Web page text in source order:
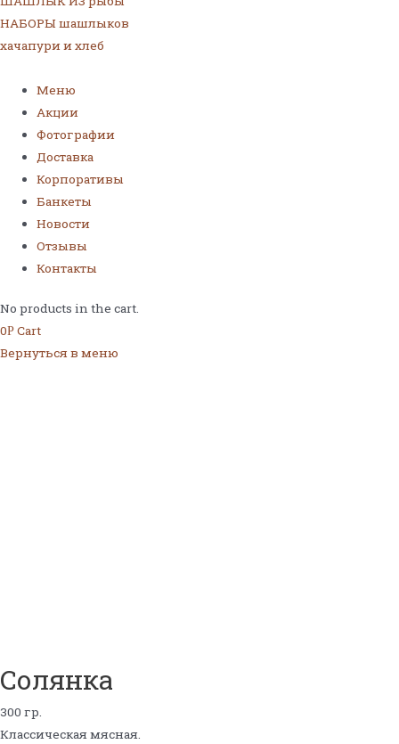
НАБОРЫ шашлыков
хачапури и хлеб
Меню
Акции
Фотографии
Доставка
Корпоративы
Банкеты
Новости
Отзывы
Контакты
No products in the cart.
0Р Cart
Вернуться в меню
Солянка
300 гр.
Классическая мясная.